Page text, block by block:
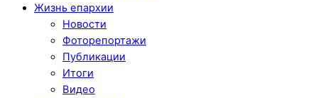
Жизнь епархии
Новости
Фоторепортажи
Публикации
Итоги
Видео